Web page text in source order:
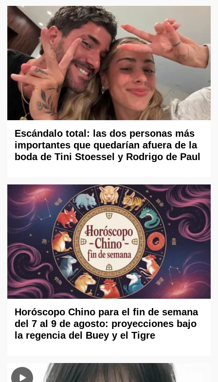
Escándalo total: las dos personas más
importantes que quedarían afuera de la
boda de Tini Stoessel y Rodrigo de Paul
Horóscopo Chino para el fin de semana
del 7 al 9 de agosto: proyecciones bajo
la regencia del Buey y el Tigre